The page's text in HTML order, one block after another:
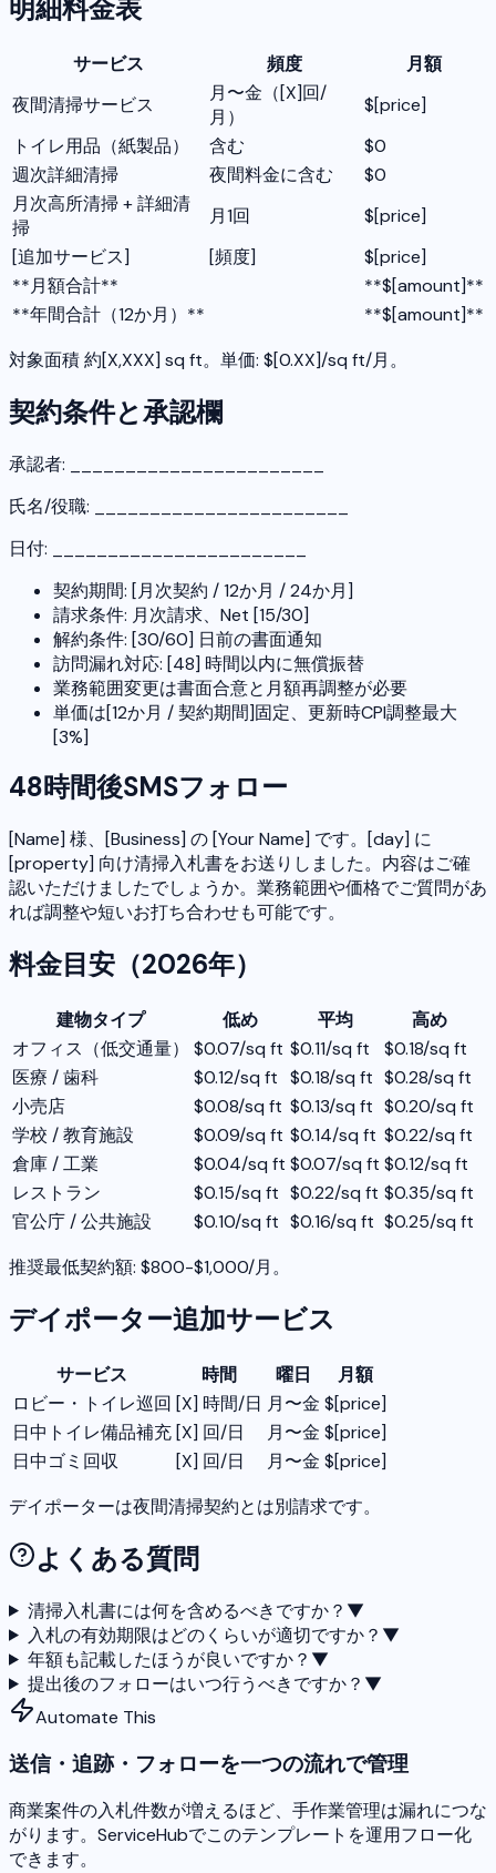
明細料金表
サービス 頻度
月額
夜間清掃サービス
月〜金（[X]回/
月）
$[price]
トイレ用品（紙製品）
含む
$0
週次詳細清掃
夜間料金に含む
$0
月次高所清掃 + 詳細清
掃
月1回
$[price]
[追加サービス]
[頻度]
$[price]
**月額合計**
**$[amount]**
**年間合計（12か月）**
**$[amount]**
対象面積 約[X,XXX] sq ft。単価: $[0.XX]/sq ft/月。
契約条件と承認欄
承認者: _______________________
氏名/役職: _______________________
日付: _______________________
契約期間: [月次契約 / 12か月 / 24か月]
請求条件: 月次請求、Net [15/30]
解約条件: [30/60] 日前の書面通知
訪問漏れ対応: [48] 時間以内に無償振替
業務範囲変更は書面合意と月額再調整が必要
単価は[12か月 / 契約期間]固定、更新時CPI調整最大
[3%]
48時間後SMSフォロー
[Name] 様、[Business] の [Your Name] です。[day] に
[property] 向け清掃入札書をお送りしました。内容はご確
認いただけましたでしょうか。業務範囲や価格でご質問があ
れば調整や短いお打ち合わせも可能です。
料金目安（2026年）
建物タイプ 低め 平均
高め
オフィス（低交通量）
$0.07/sq ft $0.11/sq ft
$0.18/sq ft
医療 / 歯科
$0.12/sq ft $0.18/sq ft $0.28/sq ft
小売店
$0.08/sq ft $0.13/sq ft $0.20/sq ft
学校 / 教育施設
$0.09/sq ft $0.14/sq ft $0.22/sq ft
倉庫 / 工業
$0.04/sq ft $0.07/sq ft $0.12/sq ft
レストラン
$0.15/sq ft $0.22/sq ft $0.35/sq ft
官公庁 / 公共施設
$0.10/sq ft $0.16/sq ft $0.25/sq ft
推奨最低契約額: $800-$1,000/月。
デイポーター追加サービス
サービス 時間 曜日
月額
ロビー・トイレ巡回 [X] 時間/日 月〜金 $[price]
日中トイレ備品補充 [X] 回/日 月〜金 $[price]
日中ゴミ回収
[X] 回/日 月〜金 $[price]
デイポーターは夜間清掃契約とは別請求です。
よくある質問
清掃入札書には何を含めるべきですか？ ▼
入札の有効期限はどのくらいが適切ですか？ ▼
年額も記載したほうが良いですか？ ▼
提出後のフォローはいつ行うべきですか？ ▼
Automate This
送信・追跡・フォローを一つの流れで管理
商業案件の入札件数が増えるほど、手作業管理は漏れにつな
がります。ServiceHubでこのテンプレートを運用フロー化
できます。